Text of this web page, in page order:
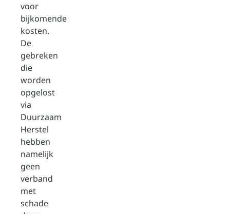
voor
bijkomende
kosten.
De
gebreken
die
worden
opgelost
via
Duurzaam
Herstel
hebben
namelijk
geen
verband
met
schade